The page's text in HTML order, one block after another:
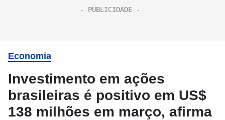
Economia
Investimento em ações
brasileiras é positivo em US$
138 milhões em março, afirma